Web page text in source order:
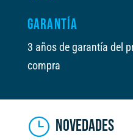
GARANTÍA
3 años de garantía del
compra
NOVEDADES